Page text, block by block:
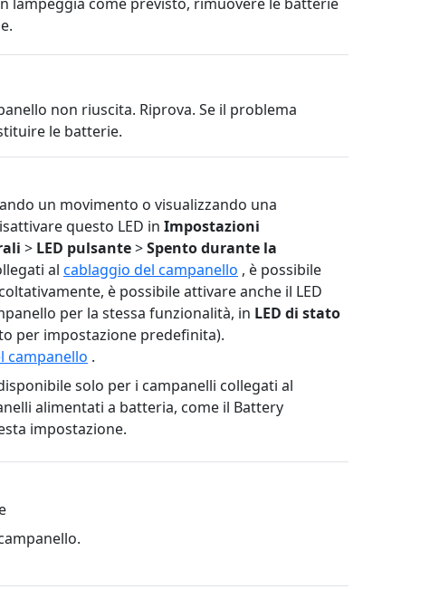
non riuscita. Riprova. Se il problema
le batterie.
un movimento o visualizzando una
questo LED in Impostazioni
> LED pulsante>Spento durante la
al cablaggio del campanello , è possibile
è possibile attivare anche il LED
per la stessa funzionalità, in LED di stato
per impostazione predefinita).
campanello .
solo per i campanelli collegati al
alimentati a batteria, come il Battery
impostazione.